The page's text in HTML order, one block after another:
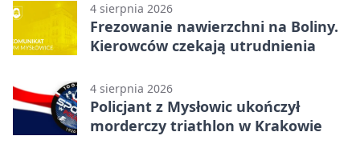
4 sierpnia 2026
Frezowanie nawierzchni na Boliny.
Kierowców czekają utrudnienia
4 sierpnia 2026
Policjant z Mysłowic ukończył
morderczy triathlon w Krakowie